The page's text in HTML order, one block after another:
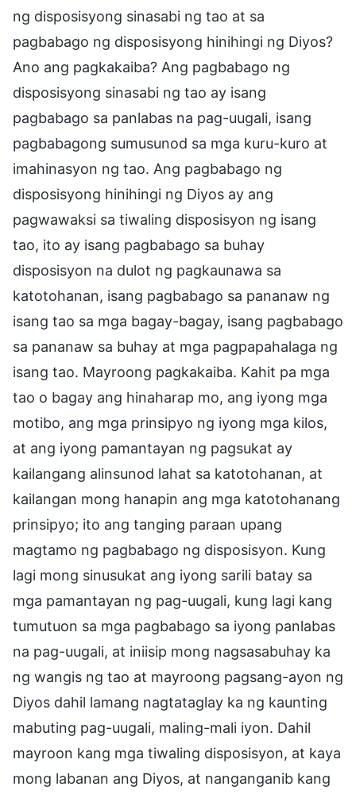
ng disposisyong sinasabi ng tao at sa
pagbabago ng disposisyong hinihingi ng Diyos?
Ano ang pagkakaiba? Ang pagbabago ng
disposisyong sinasabi ng tao ay isang
pagbabago sa panlabas na pag-uugali, isang
pagbabagong sumusunod sa mga kuru-kuro at
imahinasyon ng tao. Ang pagbabago ng
disposisyong hinihingi ng Diyos ay ang
pagwawaksi sa tiwaling disposisyon ng isang
tao, ito ay isang pagbabago sa buhay
disposisyon na dulot ng pagkaunawa sa
katotohanan, isang pagbabago sa pananaw ng
isang tao sa mga bagay-bagay, isang pagbabago
sa pananaw sa buhay at mga pagpapahalaga ng
isang tao. Mayroong pagkakaiba. Kahit pa mga
tao o bagay ang hinaharap mo, ang iyong mga
motibo, ang mga prinsipyo ng iyong mga kilos,
at ang iyong pamantayan ng pagsukat ay
kailangang alinsunod lahat sa katotohanan, at
kailangan mong hanapin ang mga katotohanang
prinsipyo; ito ang tanging paraan upang
magtamo ng pagbabago ng disposisyon. Kung
lagi mong sinusukat ang iyong sarili batay sa
mga pamantayan ng pag-uugali, kung lagi kang
tumutuon sa mga pagbabago sa iyong panlabas
na pag-uugali, at iniisip mong nagsasabuhay ka
ng wangis ng tao at mayroong pagsang-ayon ng
Diyos dahil lamang nagtataglay ka ng kaunting
mabuting pag-uugali, maling-mali iyon. Dahil
mayroon kang mga tiwaling disposisyon, at kaya
mong labanan ang Diyos, at nanganganib kang